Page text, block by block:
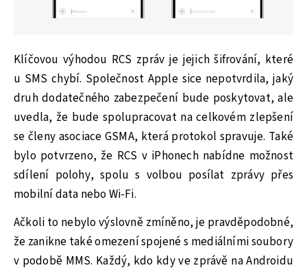
Klíčovou výhodou RCS zpráv je jejich šifrování, které
u SMS chybí. Společnost Apple sice nepotvrdila, jaký
druh dodatečného zabezpečení bude poskytovat, ale
uvedla, že bude spolupracovat na celkovém zlepšení
se členy asociace GSMA, která protokol spravuje. Také
bylo potvrzeno, že RCS v iPhonech nabídne možnost
sdílení polohy, spolu s volbou posílat zprávy přes
mobilní data nebo Wi-Fi.
Ačkoli to nebylo výslovně zmíněno, je pravděpodobné,
že zanikne také omezení spojené s mediálními soubory
v podobě MMS. Každý, kdo kdy ve zprávě na Androidu